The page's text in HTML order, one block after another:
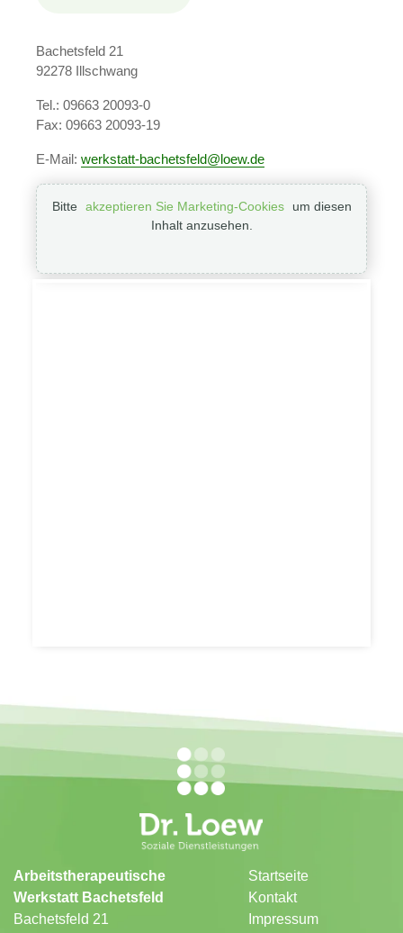
Bachetsfeld 21
92278 Illschwang
Tel.: 09663 20093-0
Fax: 09663 20093-19
E­-Mail: werkstatt-bachetsfeld loew.de
Bitte akzeptieren Sie Marketing-Cookies
um diesen
Inhalt anzusehen.
Arbeitstherapeutische
Werkstatt Bachetsfeld
Bachetsfeld 21
Startseite
Kontakt
Impressum